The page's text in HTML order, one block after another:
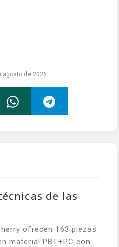
agosto de 2026
de las
ofrecen 163 piezas
material PBT+PC con